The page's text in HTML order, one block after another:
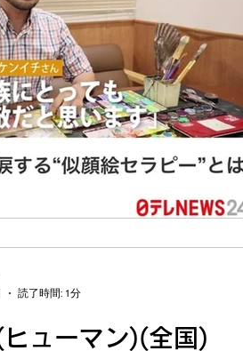
ューマン)(全国)
読了時間: 1分